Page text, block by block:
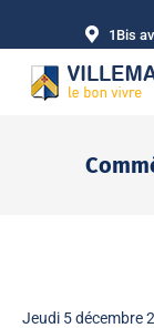
1Bis
Jeudi 5 décembre